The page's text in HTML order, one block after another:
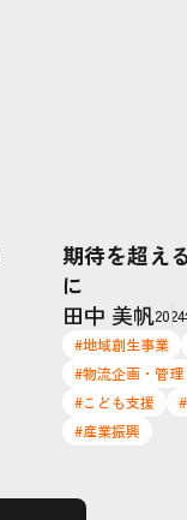
期待を超え
に
田中 美帆
#地域創生事業
#物流企画・管理
#こども支援
#産業振興